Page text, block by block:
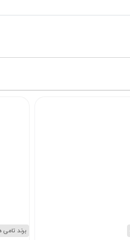
برند تامی